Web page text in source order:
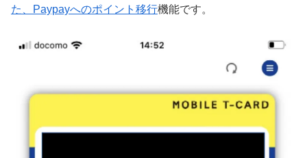
た、Paypayへのポイント移行機能です。